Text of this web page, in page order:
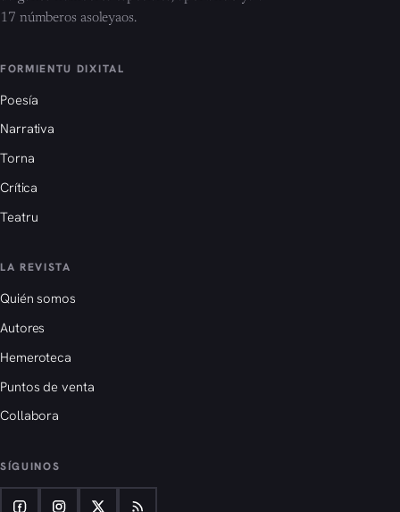
17 númberos asoleyaos.
FORMIENTU DIXITAL
Poesía
Narrativa
Torna
Crítica
Teatru
LA REVISTA
Quién somos
Autores
Hemeroteca
Puntos de venta
Collabora
SÍGUINOS